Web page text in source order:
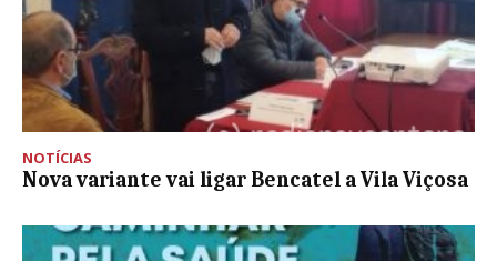
NOTÍCIAS
Nova variante vai ligar Bencatel a Vila Viçosa